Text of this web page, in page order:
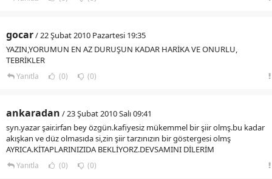
gocar/ 22 Şubat 2010 Pazartesi 19:35
YAZIN,YORUMUN EN AZ DURUŞUN KADAR HARİKA VE ONURLU,
TEBRİKLER
Yanıtla (0) (0)
ankaradan / 23 Şubat 2010 Salı 09:41
syn.yazar şair.irfan bey özgün.kafiyesiz mükemmel bir şiir olmş.bu kadar
akışkan ve düz olmasıda si,zin şiir tarzınızın bir göstergesi olmş
AYRICA.KİTAPLARINIZIDA BEKLİYORZ.DEVSAMINI DİLERİM
Yanıtla (0) (0)